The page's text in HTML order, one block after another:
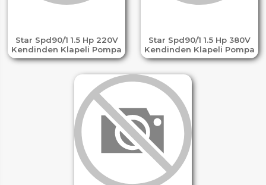
Star Spd90/1 1.5 Hp 220V
Kendinden Klapeli Pompa
Star Spd90/1 1.5 Hp 380V
Kendinden Klapeli Pompa